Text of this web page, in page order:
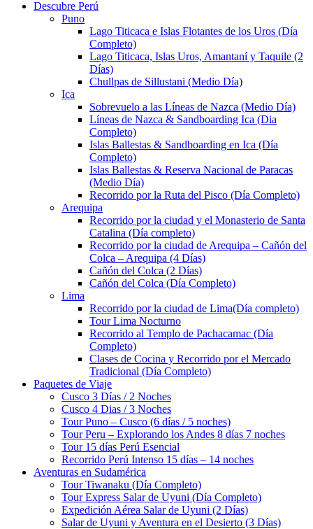
Descubre Perú
Puno
Lago Titicaca e Islas Flotantes de los Uros (Día
Completo)
Lago Titicaca, Islas Uros, Amantaní y Taquile (2
Días)
Chullpas de Sillustani (Medio Día)
Ica
Sobrevuelo a las Líneas de Nazca (Medio Día)
Líneas de Nazca & Sandboarding Ica (Dia
Completo)
Islas Ballestas & Sandboarding en Ica (Día
Completo)
Islas Ballestas & Reserva Nacional de Paracas
(Medio Día)
Recorrido por la Ruta del Pisco (Día Completo)
Arequipa
Recorrido por la ciudad y el Monasterio de Santa
Catalina (Día completo)
Recorrido por la ciudad de Arequipa – Cañón del
Colca – Arequipa (4 Días)
Cañón del Colca (2 Días)
Cañón del Colca (Día Completo)
Lima
Recorrido por la ciudad de Lima(Día completo)
Tour Lima Nocturno
Recorrido al Templo de Pachacamac (Día
Completo)
Clases de Cocina y Recorrido por el Mercado
Tradicional (Día Completo)
Paquetes de Viaje
Cusco 3 Días / 2 Noches
Cusco 4 Dias / 3 Noches
Tour Puno – Cusco (6 días / 5 noches)
Tour Peru – Explorando los Andes 8 días 7 noches
Tour 15 días Perú Esencial
Recorrido Perú Intenso 15 días – 14 noches
Aventuras en Sudamérica
Tour Tiwanaku (Día Completo)
Tour Express Salar de Uyuni (Día Completo)
Expedición Aérea Salar de Uyuni (2 Días)
Salar de Uyuni y Aventura en el Desierto (3 Días)